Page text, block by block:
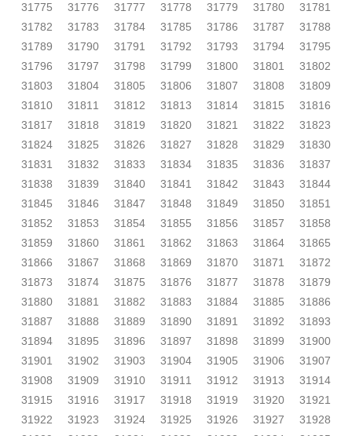
31775
31776 31777 31778 31779 31780
31781
31782
31783 31784 31785 31786 31787
31788
31789
31790 31791 31792 31793 31794
31795
31796
31797 31798 31799 31800 31801
31802
31803
31804 31805 31806 31807 31808
31809
31810
31811 31812 31813 31814 31815
31816
31817
31818 31819 31820 31821 31822
31823
31824
31825 31826 31827 31828 31829
31830
31831
31832 31833 31834 31835 31836
31837
31838
31839 31840 31841 31842 31843
31844
31845
31846 31847 31848 31849 31850
31851
31852
31853 31854 31855 31856 31857
31858
31859
31860 31861 31862 31863 31864
31865
31866
31867 31868 31869 31870 31871
31872
31873
31874 31875 31876 31877 31878
31879
31880
31881 31882 31883 31884 31885
31886
31887
31888 31889 31890 31891 31892
31893
31894
31895 31896 31897 31898 31899
31900
31901
31902 31903 31904 31905 31906
31907
31908
31909 31910 31911 31912 31913
31914
31915
31916 31917 31918 31919 31920
31921
31922
31923 31924 31925 31926 31927
31928